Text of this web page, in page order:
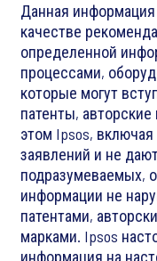
Данная
качестве
определенной
процессами,
которые могут
патенты,
этом Ipsos,
заявлений и не
подразумеваемых,
информации не
патентами,
марками. Ipsos
информация на